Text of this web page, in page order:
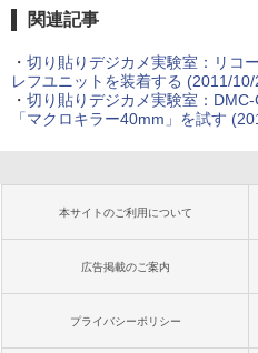
関連記事
・ 切り貼りデジカメ実験室：リコ
レフユニットを装着する (2011/10/
・ 切り貼りデジカメ実験室：
「マクロキラー40mm」を試す
本サイトのご利用について
広告掲載のご案内
プライバシーポリシー